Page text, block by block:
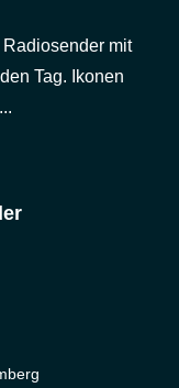
mit
Tag. Ikonen